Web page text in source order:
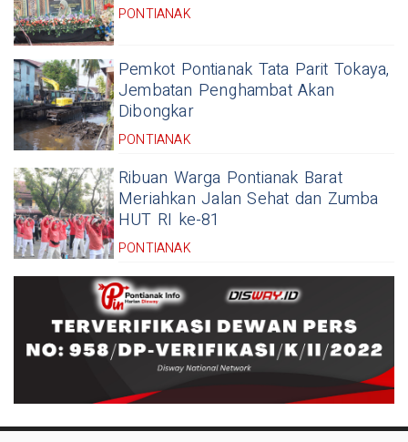
PONTIANAK
Pemkot Pontianak Tata Parit Tokaya,
Jembatan Penghambat Akan
Dibongkar
PONTIANAK
Ribuan Warga Pontianak Barat
Meriahkan Jalan Sehat dan Zumba
HUT RI ke-81
PONTIANAK